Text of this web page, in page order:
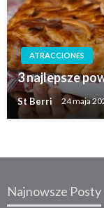
ATRACCIONES
3 najlepsze
St Berri 24 maja
Najnowsze Posty